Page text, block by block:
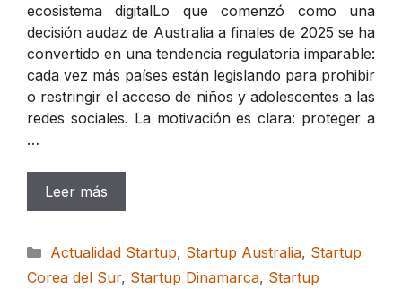
ecosistema digitalLo que comenzó como una
decisión audaz de Australia a finales de 2025 se ha
convertido en una tendencia regulatoria imparable:
cada vez más países están legislando para prohibir
o restringir el acceso de niños y adolescentes a las
redes sociales. La motivación es clara: proteger a
…
Leer más
Categorías
Actualidad Startup, Startup Australia, Startup
Corea del Sur, Startup Dinamarca, Startup